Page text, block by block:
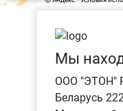
Мы
ООО "ЭТОН"
Беларусь